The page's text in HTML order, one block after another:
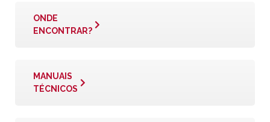
ONDE
ENCONTRAR?
MANUAIS
TÉCNICOS